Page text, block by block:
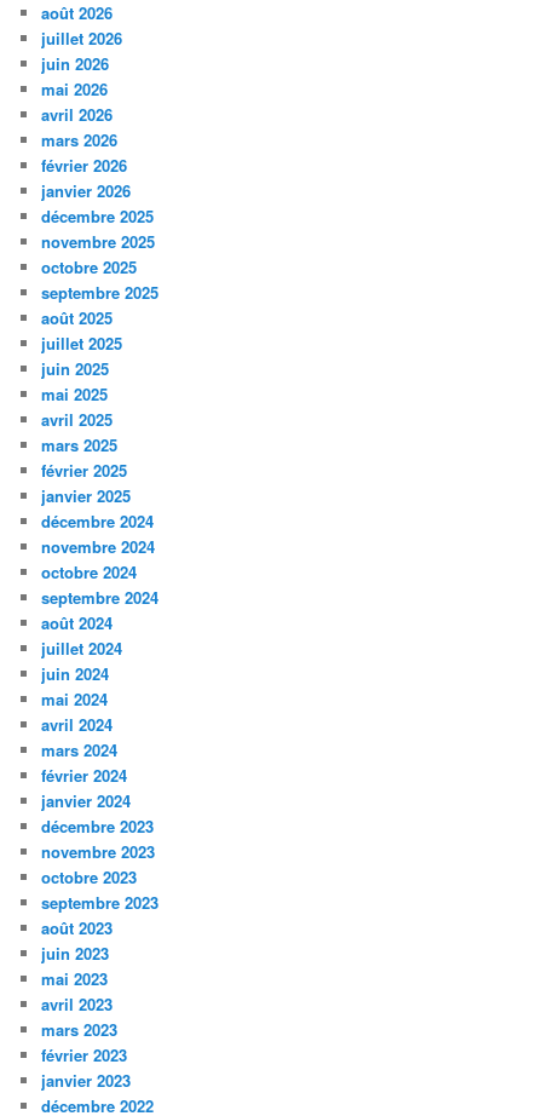
août 2026
juillet 2026
juin 2026
mai 2026
avril 2026
mars 2026
février 2026
janvier 2026
décembre 2025
novembre 2025
octobre 2025
septembre 2025
août 2025
juillet 2025
juin 2025
mai 2025
avril 2025
mars 2025
février 2025
janvier 2025
décembre 2024
novembre 2024
octobre 2024
septembre 2024
août 2024
juillet 2024
juin 2024
mai 2024
avril 2024
mars 2024
février 2024
janvier 2024
décembre 2023
novembre 2023
octobre 2023
septembre 2023
août 2023
juin 2023
mai 2023
avril 2023
mars 2023
février 2023
janvier 2023
décembre 2022